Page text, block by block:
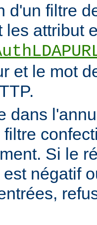
d'un filtre
les attribut
et le mot
dans
Si le
négatif